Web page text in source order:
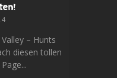
– Hunts
diesen tollen